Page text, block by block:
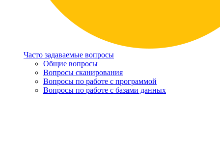
Часто задаваемые вопросы
Общие вопросы
Вопросы сканирования
Вопросы по работе с программой
Вопросы по работе с базами данных